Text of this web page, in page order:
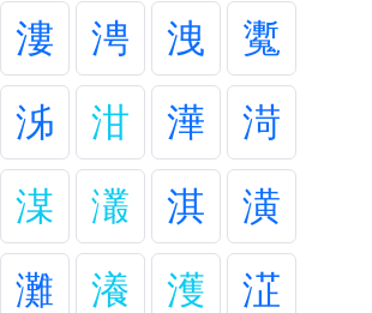
漊 涄 洩
魙
泲 泔 澕
渮
湈 灇 淇
潢
灘 瀁 濩
淽